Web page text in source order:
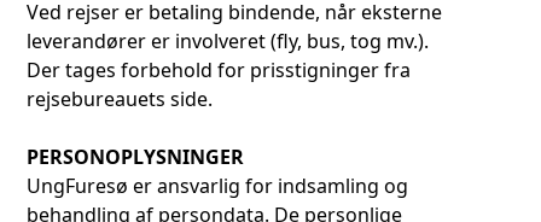
Ved rejser er betaling bindende, når eksterne
leverandører er involveret (fly, bus, tog mv.).
Der tages forbehold for prisstigninger fra
rejsebureauets side.
PERSONOPLYSNINGER
UngFuresø er ansvarlig for indsamling og
behandling af persondata. De personlige